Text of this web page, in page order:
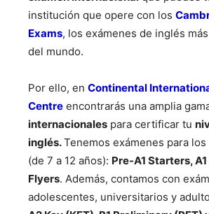
institución que opere con los
Exams, los exámenes de inglés
del mundo.
Por ello, en Continental
Centre encontrarás una amplia
internacionales para certificar tu
inglés.Tenemos exámenes para
(de 7 a 12 años): Pre-A1 Starters,
Flyers. Además, contamos con
adolescentes, universitarios y